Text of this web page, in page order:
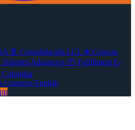
🚢 Consolidación LCL ❄ Conecta
Trámites Aduaneros 📦 Fulfillment E-
Colombia
Contacto English